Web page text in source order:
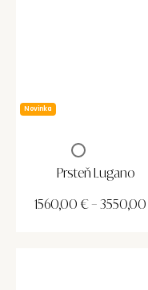
Novinka
Prsteň Lugano
1560,00 € – 3550,00